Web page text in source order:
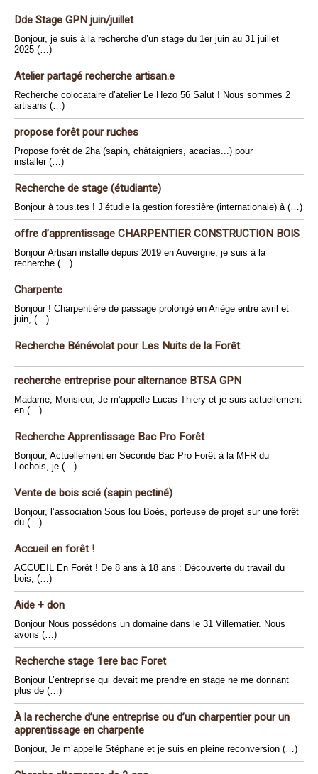
Dde Stage GPN juin/juillet
Bonjour, je suis à la recherche d’un stage du 1er juin au 31 juillet
2025 (…)
Atelier partagé recherche artisan.e
Recherche colocataire d’atelier Le Hezo 56 Salut ! Nous sommes 2
artisans (…)
propose forêt pour ruches
Propose forêt de 2ha (sapin, châtaigniers, acacias...) pour
installer (…)
Recherche de stage (étudiante)
Bonjour à tous.tes ! J’étudie la gestion forestière (internationale) à (…)
offre d’apprentissage CHARPENTIER CONSTRUCTION BOIS
Bonjour Artisan installé depuis 2019 en Auvergne, je suis à la
recherche (…)
Charpente
Bonjour ! Charpentière de passage prolongé en Ariège entre avril et
juin, (…)
Recherche Bénévolat pour Les Nuits de la Forêt
recherche entreprise pour alternance BTSA GPN
Madame, Monsieur, Je m’appelle Lucas Thiery et je suis actuellement
en (…)
Recherche Apprentissage Bac Pro Forêt
Bonjour, Actuellement en Seconde Bac Pro Forêt à la MFR du
Lochois, je (…)
Vente de bois scié (sapin pectiné)
Bonjour, l’association Sous lou Boés, porteuse de projet sur une forêt
du (…)
Accueil en forêt !
ACCUEIL En Forêt ! De 8 ans à 18 ans : Découverte du travail du
bois, (…)
Aide + don
Bonjour Nous possédons un domaine dans le 31 Villematier. Nous
avons (…)
Recherche stage 1ere bac Foret
Bonjour L’entreprise qui devait me prendre en stage ne me donnant
plus de (…)
À la recherche d’une entreprise ou d’un charpentier pour un
apprentissage en charpente
Bonjour, Je m’appelle Stéphane et je suis en pleine reconversion (…)